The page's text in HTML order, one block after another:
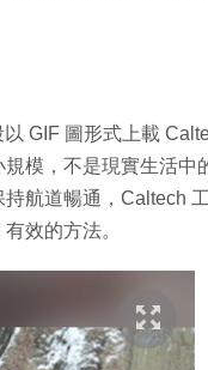
GIF 圖形式上載
模，不是現實生活中
航道暢通，Caltech
效的方法。